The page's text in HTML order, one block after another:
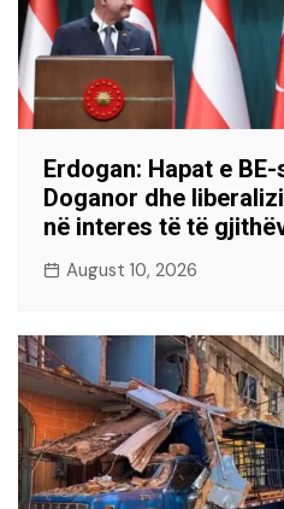
Erdogan: Hapat e
Doganor dhe
në interes të të
August 10, 2026